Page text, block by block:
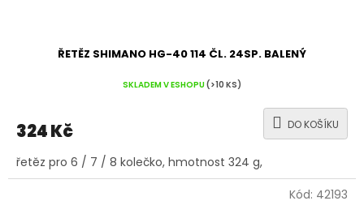
ŘETĚZ SHIMANO HG-40 114 ČL. 24SP. BALENÝ
SKLADEM V ESHOPU(>10 KS)
324 Kč DO KOŠÍKU
řetěz pro 6 / 7 / 8 kolečko, hmotnost 324 g,
Kód: 42193